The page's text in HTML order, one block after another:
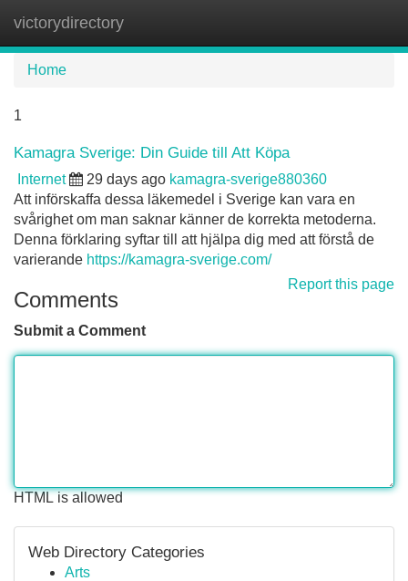
victorydirectory
Home
1
Kamagra Sverige: Din Guide till Att Köpa
Internet 29 days ago kamagra-sverige880360
Att införskaffa dessa läkemedel i Sverige kan vara en
svårighet om man saknar känner de korrekta metoderna.
Denna förklaring syftar till att hjälpa dig med att förstå de
varierande https://kamagra-sverige.com/
Report this page
Comments
Submit a Comment
HTML is allowed
Web Directory Categories
Arts